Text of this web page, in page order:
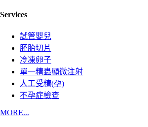
Services
試管嬰兒
胚胎切片
冷凍卵子
單一精蟲顯微注射
人工受精(孕)
不孕症檢查
MORE...